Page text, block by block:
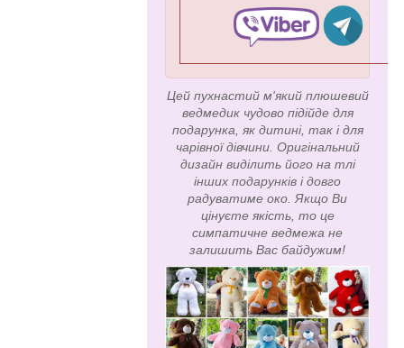
Цей пухнастий м'який плюшевий
ведмедик чудово підійде для
подарунка, як дитині, так і для
чарівної дівчини. Оригінальний
дизайн виділить його на тлі
інших подарунків і довго
радуватиме око. Якщо Ви
цінуєте якість, то це
симпатичне ведмежа не
залишить Вас байдужим!